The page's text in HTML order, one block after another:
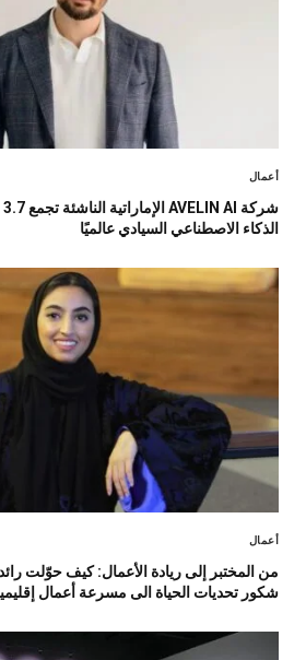
أعمال
الذكاء الاصطناعي السيادي عالميًا
أعمال
من المختبر إلى ريادة الأعمال: كيف حوّلت
شكور تحديات الحياة الى مسرعة أعمال